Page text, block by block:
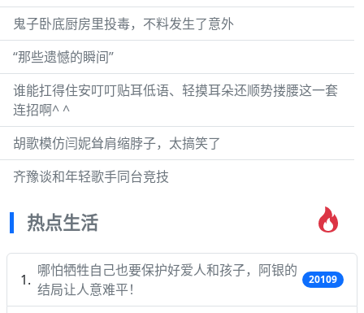
鬼子卧底厨房里投毒，不料发生了意外
“那些遗憾的瞬间”
谁能扛得住安叮叮贴耳低语、轻摸耳朵还顺势搂腰这一套
连招啊^ ^
胡歌模仿闫妮耸肩缩脖子，太搞笑了
齐豫谈和年轻歌手同台竞技
热点生活
哪怕牺牲自己也要保护好爱人和孩子，阿银的
结局让人意难平！
20109